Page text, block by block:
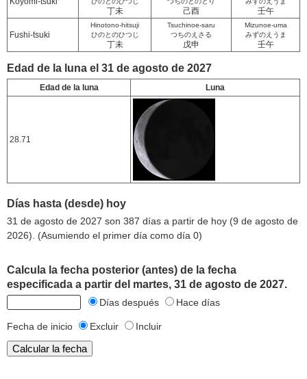
丁未 己酉 壬午
Fushi-tsuki
Hinotono-hitsuji
ひのとのひつじ
丁未
Tsuchinoe-saru
つちのえさる
戊申
Mizunoe-uma
みずのえうま
壬午
Edad de la luna el 31 de agosto de 2027
Edad de la luna Luna
28.71
Días hasta (desde) hoy
31 de agosto de 2027 son 387 días a partir de hoy (9 de agosto de
2026). (Asumiendo el primer día como día 0)
Calcula la fecha posterior (antes) de la fecha
especificada a partir del martes, 31 de agosto de 2027.
Días después Hace días
Fecha de inicio Excluir Incluir